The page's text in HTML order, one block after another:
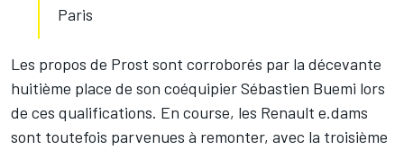
Paris
Les propos de Prost sont corroborés par la décevante
huitième place de son coéquipier Sébastien Buemi lors
de ces qualifications. En course, les Renault e.dams
sont toutefois parvenues à remonter, avec la troisième